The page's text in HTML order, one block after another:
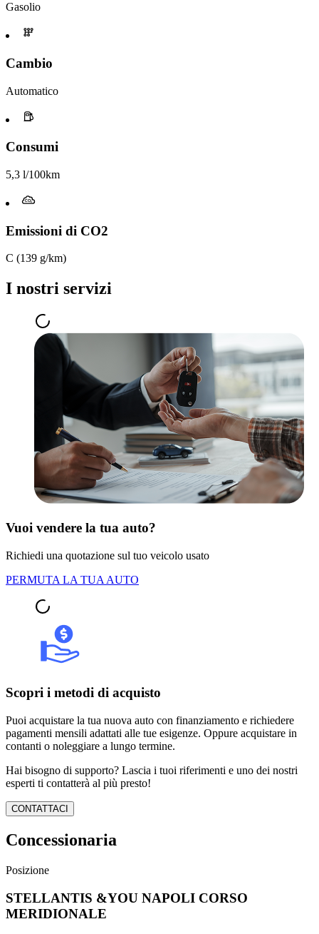
Gasolio
Cambio
Automatico
Consumi
5,3 l/100km
Emissioni di CO2
C (139 g/km)
I nostri servizi
Vuoi vendere la tua auto?
Richiedi una quotazione sul tuo veicolo usato
PERMUTA LA TUA AUTO
Scopri i metodi di acquisto
Puoi acquistare la tua nuova auto con finanziamento e richiedere
pagamenti mensili adattati alle tue esigenze. Oppure acquistare in
contanti o noleggiare a lungo termine.
Hai bisogno di supporto? Lascia i tuoi riferimenti e uno dei nostri
esperti ti contatterà al più presto!
CONTATTACI
Concessionaria
Posizione
STELLANTIS &YOU NAPOLI CORSO
MERIDIONALE